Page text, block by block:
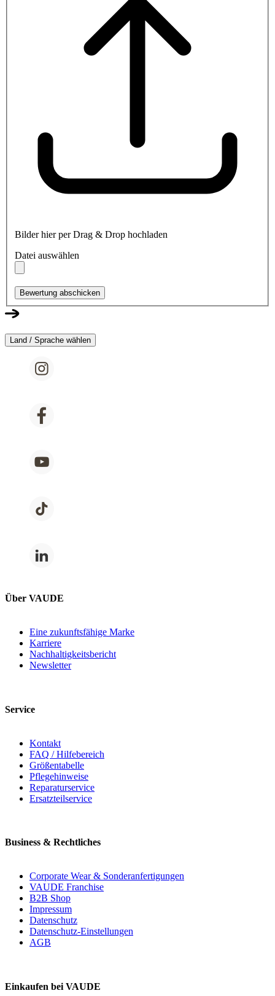
Bilder hier per Drag & Drop hochladen
Datei auswählen
Bewertung abschicken
Land / Sprache wählen
Über VAUDE
Eine zukunftsfähige Marke
Karriere
Nachhaltigkeitsbericht
Newsletter
Service
Kontakt
FAQ / Hilfebereich
Größentabelle
Pflegehinweise
Reparaturservice
Ersatzteilservice
Business & Rechtliches
Corporate Wear & Sonderanfertigungen
VAUDE Franchise
B2B Shop
Impressum
Datenschutz
Datenschutz-Einstellungen
AGB
Einkaufen bei VAUDE